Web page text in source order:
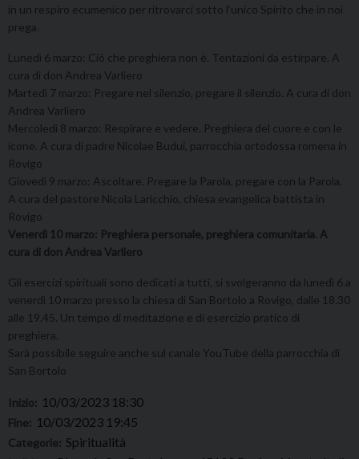
in un respiro ecumenico per ritrovarci sotto l’unico Spirito che in noi
prega.
Lunedì 6 marzo: Ciò che preghiera non è. Tentazioni da estirpare. A
cura di don Andrea Varliero
Martedì 7 marzo: Pregare nel silenzio, pregare il silenzio. A cura di don
Andrea Varliero
Mercoledì 8 marzo: Respirare e vedere. Preghiera del cuore e con le
icone. A cura di padre Nicolae Budui, parrocchia ortodossa romena in
Rovigo
Giovedì 9 marzo: Ascoltare. Pregare la Parola, pregare con la Parola.
A cura del pastore Nicola Laricchio, chiesa evangelica battista in
Rovigo
Venerdì 10 marzo: Preghiera personale, preghiera comunitaria. A
cura di don Andrea Varliero
Gli esercizi spirituali sono dedicati a tutti, si svolgeranno da lunedì 6 a
venerdì 10 marzo presso la chiesa di San Bortolo a Rovigo, dalle 18.30
alle 19.45. Un tempo di meditazione e di esercizio pratico di
preghiera.
Sarà possibile seguire anche sul canale YouTube della parrocchia di
San Bortolo
Inizio: 10/03/2023 18:30
Fine: 10/03/2023 19:45
Categorie: Spiritualità